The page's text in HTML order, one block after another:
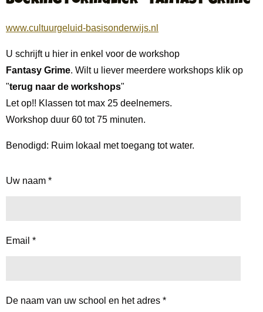
www.cultuurgeluid-basisonderwijs.nl
U schrijft u hier in enkel voor de workshop
Fantasy Grime. Wilt u liever meerdere workshops klik op
"terug naar de workshops"
Let op!! Klassen tot max 25 deelnemers.
Workshop duur 60 tot 75 minuten.
Benodigd: Ruim lokaal met toegang tot water.
Uw naam *
Email *
De naam van uw school en het adres *